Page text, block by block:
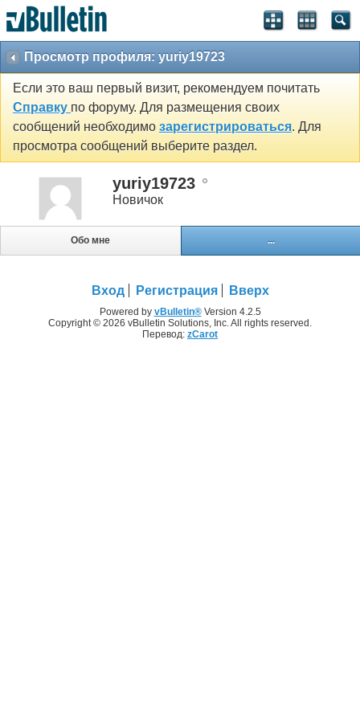
Просмотр профиля: yuriy19723
Если это ваш первый визит, рекомендуем почитать
Справку по форуму. Для размещения своих
сообщений необходимо зарегистрироваться. Для
просмотра сообщений выберите раздел.
yuriy19723
Новичок
Обо мне ...
Вход Регистрация Вверх
Powered by vBulletin®Version 4.2.5
Copyright © 2026 vBulletin Solutions, Inc. All rights reserved.
Перевод: zCarot